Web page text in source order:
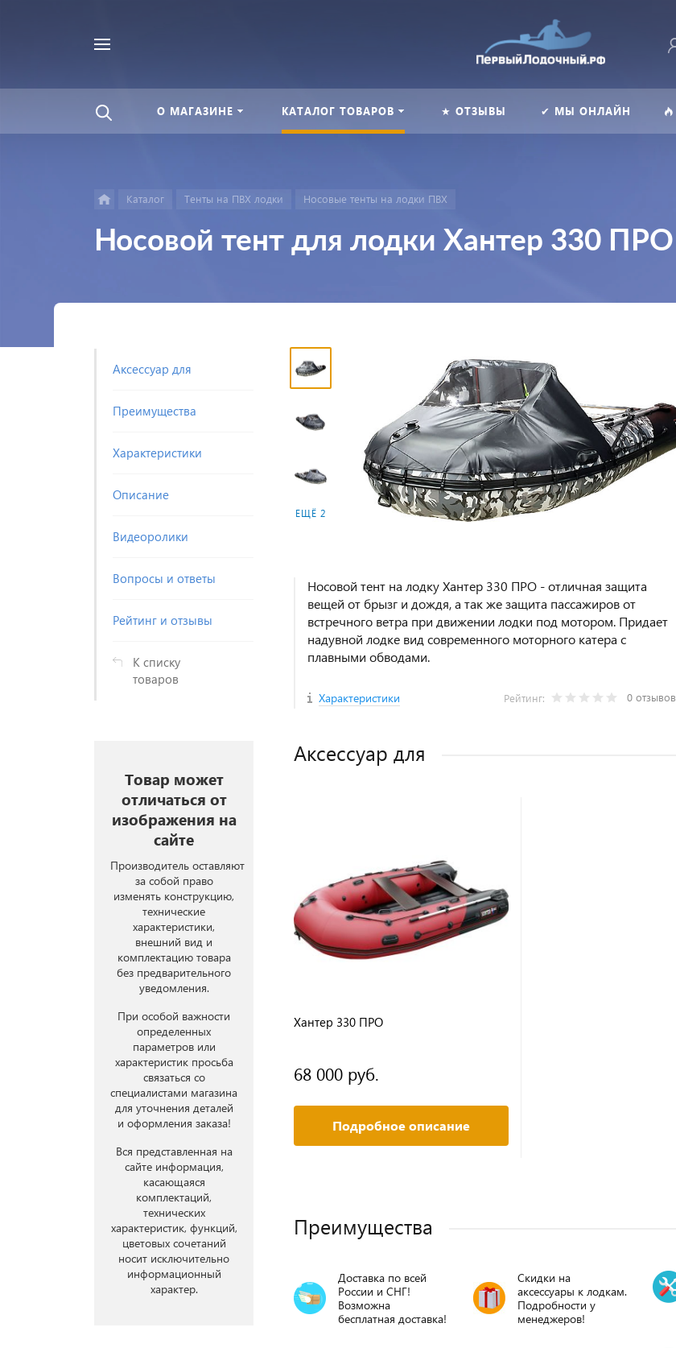
О МАГАЗИНЕ КАТАЛОГ ТОВАРОВ ★ ОТЗЫВЫ ✔ МЫ ОНЛАЙН
Каталог Тенты на ПВХ лодки Носовые тенты на лодки ПВХ
Носовой тент для лодки Хантер 330 ПРО
Аксессуар для
Преимущества
Характеристики
Описание
Видеоролики
Вопросы и ответы
Рейтинг и отзывы
К списку
товаров
Товар может
отличаться от
изображения на
сайте
Производитель оставляют
за собой право
изменять конструкцию,
технические
характеристики,
внешний вид и
комплектацию товара
без предварительного
уведомления.
При особой важности
определенных
параметров или
характеристик просьба
связаться со
специалистами магазина
для уточнения деталей
и оформления заказа!
Вся представленная на
сайте информация,
касающаяся
комплектаций,
технических
характеристик, функций,
цветовых сочетаний
носит исключительно
информационный
характер.
ЕЩЁ 2
Носовой тент на лодку Хантер 330 ПРО - отличная защита
вещей от брызг и дождя, а так же защита пассажиров от
встречного ветра при движении лодки под мотором. Придает
надувной лодке вид современного моторного катера с
плавными обводами.
Характеристики Рейтинг: 0 отзывов
Аксессуар для
Хантер 330 ПРО
68 000 руб.
Подробное описание
Преимущества
Доставка по всей
России и СНГ!
Возможна
бесплатная доставка!
Скидки на
аксессуары к лодкам.
Подробности у
менеджеров!